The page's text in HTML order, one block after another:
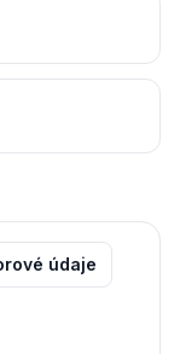
údaje